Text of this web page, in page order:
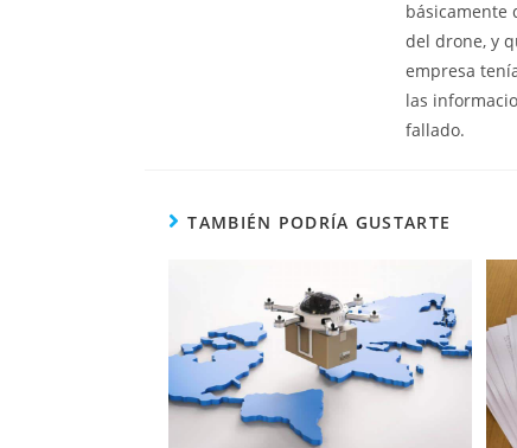
básicamente
del drone, y
empresa
las
fallado.
TAMBIÉN PODRÍA GUSTARTE